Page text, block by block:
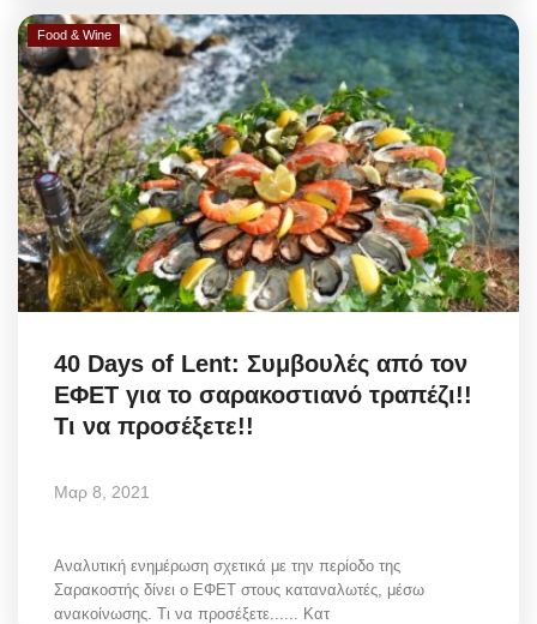
Food & Wine
40 Days of Lent: Συμβουλές από τον
ΕΦΕΤ για το σαρακοστιανό τραπέζι!!
Τι να προσέξετε!!
Μαρ 8, 2021
Αναλυτική ενημέρωση σχετικά με την περίοδο της
Σαρακοστής δίνει ο ΕΦΕΤ στους καταναλωτές, μέσω
ανακοίνωσης. Τι να προσέξετε...... Κατ